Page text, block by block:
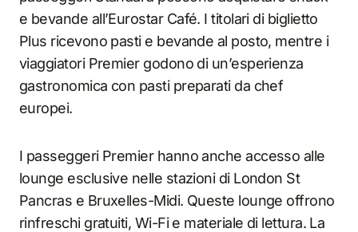
e bevande all’Eurostar Café. I titolari di biglietto
Plus ricevono pasti e bevande al posto, mentre i
viaggiatori Premier godono di un’esperienza
gastronomica con pasti preparati da chef
europei.
I passeggeri Premier hanno anche accesso alle
lounge esclusive nelle stazioni di London St
Pancras e Bruxelles-Midi. Queste lounge offrono
rinfreschi gratuiti, Wi-Fi e materiale di lettura. La